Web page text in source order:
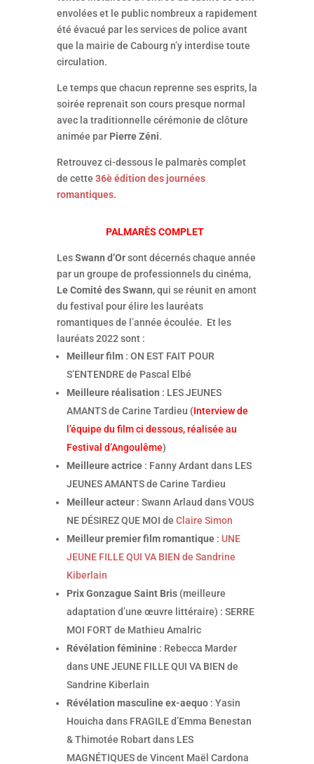
envolées et le public nombreux a rapidement
été évacué par les services de police avant
que la mairie de Cabourg n’y interdise toute
circulation.
Le temps que chacun reprenne ses esprits, la
soirée reprenait son cours presque normal
avec la traditionnelle cérémonie de clôture
animée par Pierre Zéni.
Retrouvez ci-dessous le palmarès complet
de cette 36è édition des journées
romantiques.
PALMARÈS COMPLET
LesSwann d’Orsont décernés chaque année
par un groupe de professionnels du cinéma,
Le Comité des Swann, qui se réunit en amont
du festival pour élire les lauréats
romantiques de l’année écoulée. Et les
lauréats 2022 sont :
Meilleur film: ON EST FAIT POUR
S’ENTENDRE de Pascal Elbé
Meilleure réalisation : LES JEUNES
AMANTS de Carine Tardieu (Interview de
l’équipe du film ci dessous, réalisée au
Festival d’Angoulême)
Meilleure actrice: Fanny Ardant dans LES
JEUNES AMANTS de Carine Tardieu
Meilleur acteur: Swann Arlaud dans VOUS
NE DÉSIREZ QUE MOI de Claire Simon
Meilleur premier film romantique: UNE
JEUNE FILLE QUI VA BIEN de Sandrine
Kiberlain
Prix Gonzague Saint Bris(meilleure
adaptation d’une œuvre littéraire) : SERRE
MOI FORT de Mathieu Amalric
Révélation féminine: Rebecca Marder
dans UNE JEUNE FILLE QUI VA BIEN de
Sandrine Kiberlain
Révélation masculine ex-aequo : Yasin
Houicha dans FRAGILE d’Emma Benestan
& Thimotée Robart dans LES
MAGNÉTIQUES de Vincent Maël Cardona